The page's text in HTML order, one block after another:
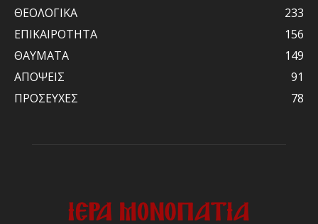
ΘΕΟΛΟΓΙΚΑ
233
ΕΠΙΚΑΙΡΟΤΗΤΑ
156
ΘΑΥΜΑΤΑ
149
ΑΠΟΨΕΙΣ
91
ΠΡΟΣΕΥΧΕΣ
78